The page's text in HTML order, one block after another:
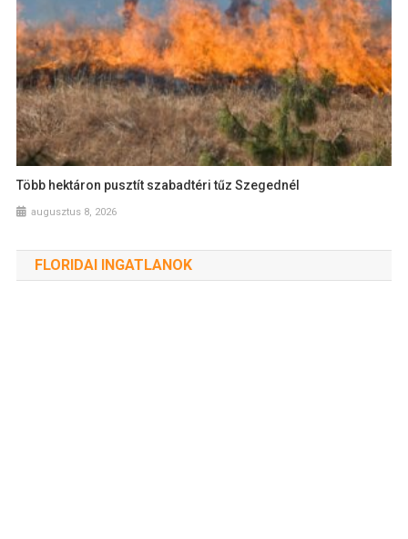
Több hektáron pusztít szabadtéri tűz Szegednél
augusztus 8, 2026
FLORIDAI INGATLANOK